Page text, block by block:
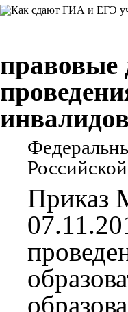
правовые
Приказ